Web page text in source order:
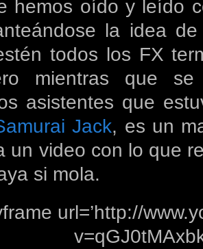
hemos oído y leído
la idea
todos los FX
mientras que
asistentes que
Jack, es un
un video con lo que
si mola.
url=’http://